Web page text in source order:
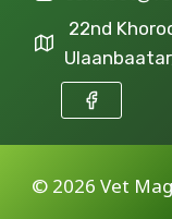
22nd
© 2026 Vet